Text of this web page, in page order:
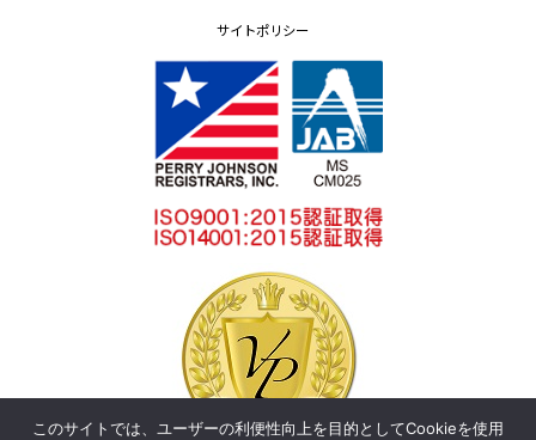
サイトポリシー
このサイトでは、ユーザーの利便性向上を目的としてCookieを使用